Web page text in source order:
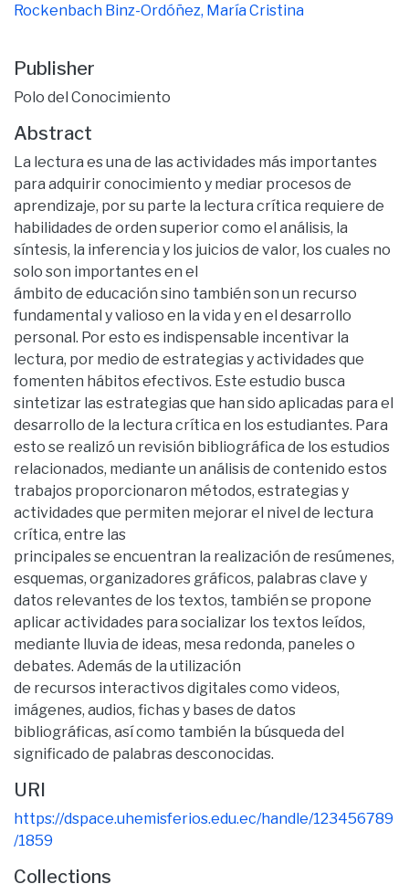
Rockenbach Binz-Ordóñez, María Cristina
Publisher
Polo del Conocimiento
Abstract
La lectura es una de las actividades más importantes
para adquirir conocimiento y mediar procesos de
aprendizaje, por su parte la lectura crítica requiere de
habilidades de orden superior como el análisis, la
síntesis, la inferencia y los juicios de valor, los cuales no
solo son importantes en el
ámbito de educación sino también son un recurso
fundamental y valioso en la vida y en el desarrollo
personal. Por esto es indispensable incentivar la
lectura, por medio de estrategias y actividades que
fomenten hábitos efectivos. Este estudio busca
sintetizar las estrategias que han sido aplicadas para el
desarrollo de la lectura crítica en los estudiantes. Para
esto se realizó un revisión bibliográfica de los estudios
relacionados, mediante un análisis de contenido estos
trabajos proporcionaron métodos, estrategias y
actividades que permiten mejorar el nivel de lectura
crítica, entre las
principales se encuentran la realización de resúmenes,
esquemas, organizadores gráficos, palabras clave y
datos relevantes de los textos, también se propone
aplicar actividades para socializar los textos leídos,
mediante lluvia de ideas, mesa redonda, paneles o
debates. Además de la utilización
de recursos interactivos digitales como videos,
imágenes, audios, fichas y bases de datos
bibliográficas, así como también la búsqueda del
significado de palabras desconocidas.
URI
https://dspace.uhemisferios.edu.ec/handle/123456789
/1859
Collections